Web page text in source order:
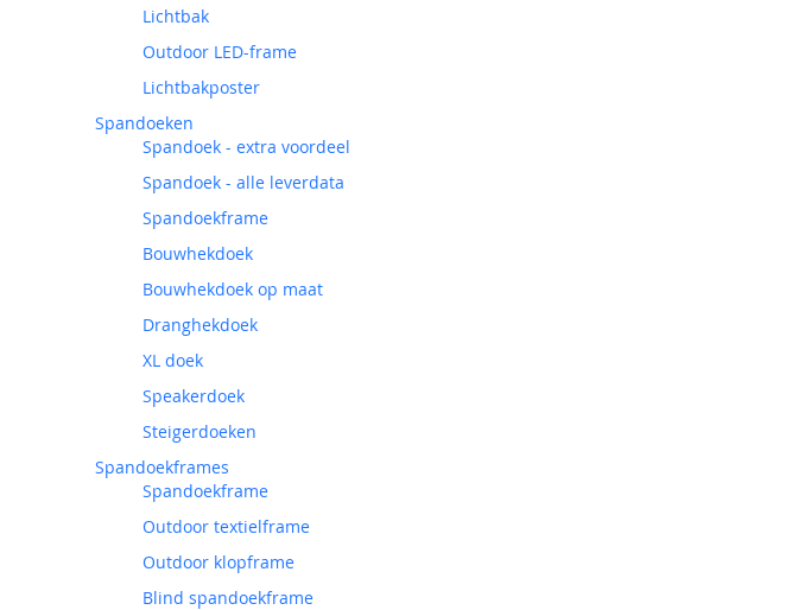
Lichtbak
Outdoor LED-frame
Lichtbakposter
Spandoeken
Spandoek - extra voordeel
Spandoek - alle leverdata
Spandoekframe
Bouwhekdoek
Bouwhekdoek op maat
Dranghekdoek
XL doek
Speakerdoek
Steigerdoeken
Spandoekframes
Spandoekframe
Outdoor textielframe
Outdoor klopframe
Blind spandoekframe